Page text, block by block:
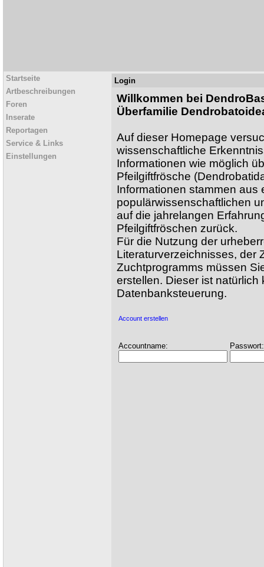
Startseite
Artbeschreibungen
Foren
Inserate
Reportagen
Service & Links
Einstellungen
Login
Willkommen bei
Überfamilie
Auf dieser Homepage
wissenschaftliche
Informationen wie möglich
Pfeilgiftfrösche
Informationen stammen
populärwissenschaftlichen
auf die jahrelangen
Pfeilgiftfröschen zurück.
Für die Nutzung der
Literaturverzeichnisses, der
Zuchtprogramms müssen
erstellen. Dieser ist
Datenbanksteuerung.
Account erstellen
Accountname: Passwort: